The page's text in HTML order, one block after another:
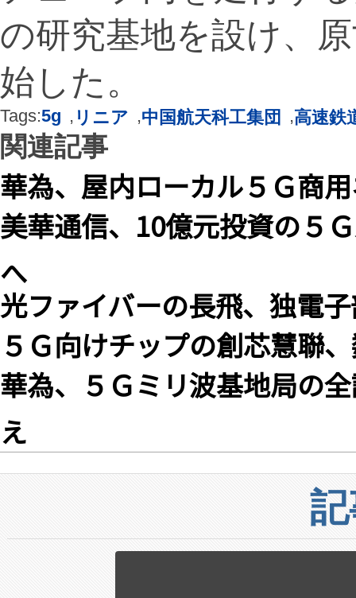
の研究基地を設け、
始した。
Tags:5g , リニア ,中国航天科工集団 ,高速鉄
関連記事
華為、屋内ローカル５Ｇ商
美華通信、10億元投資の５
へ
光ファイバーの長飛、独電
５Ｇ向けチップの創芯慧聯
華為、５Ｇミリ波基地局の
え